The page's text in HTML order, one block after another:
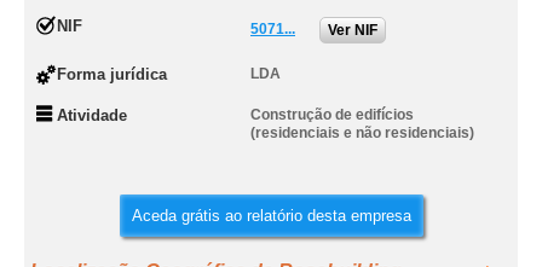
NIF 5071... Ver NIF
Forma jurídica LDA
Atividade
Construção de edifícios
(residenciais e não residenciais)
Aceda grátis ao relatório desta empresa